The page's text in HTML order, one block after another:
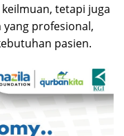
tetapi juga
profesional,
pasien.